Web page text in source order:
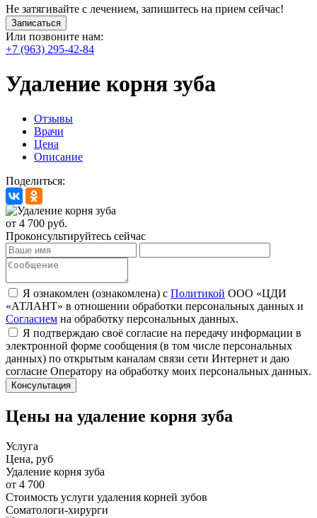
Не затягивайте с лечением, запишитесь на прием сейчас!
Записаться
Или позвоните нам:
+7 (963) 295-42-84
Удаление корня зуба
Отзывы
Врачи
Цена
Описание
Поделиться:
от 4 700 руб.
Проконсультируйтесь сейчас
Я ознакомлен (ознакомлена) с Политикой ООО «ЦДИ
«АТЛАНТ» в отношении обработки персональных данных и
Согласием на обработку персональных данных.
Я подтверждаю своё согласие на передачу информации в
электронной форме сообщения (в том числе персональных
данных) по открытым каналам связи сети Интернет и даю
согласие Оператору на обработку моих персональных данных.
Цены на удаление корня зуба
Услуга
Цена, руб
Удаление корня зуба
от 4 700
Стоимость услуги удаления корней зубов
Соматологи-хирурги